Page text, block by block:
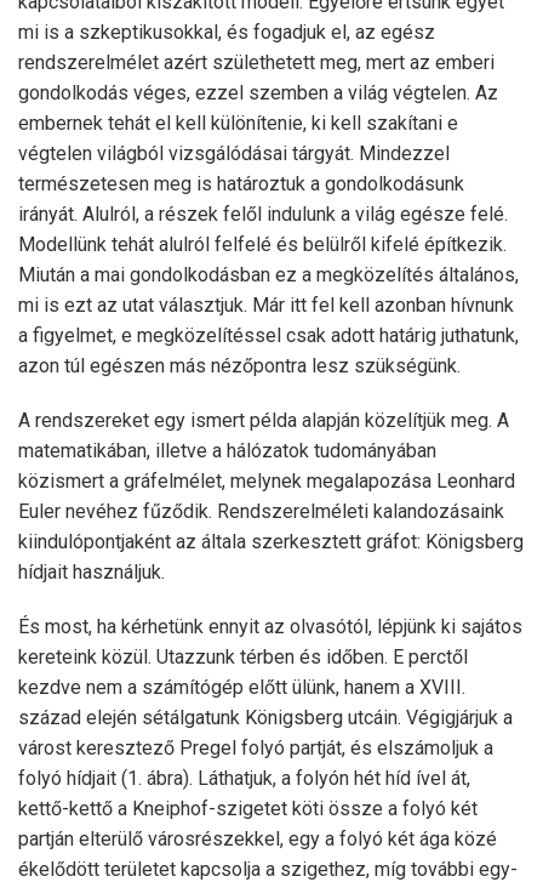
mi is a szkeptikusokkal, és fogadjuk el, az egész
rendszerelmélet azért születhetett meg, mert az emberi
gondolkodás véges, ezzel szemben a világ végtelen. Az
embernek tehát el kell különítenie, ki kell szakítani e
végtelen világból vizsgálódásai tárgyát. Mindezzel
természetesen meg is határoztuk a gondolkodásunk
irányát. Alulról, a részek felől indulunk a világ egésze felé.
Modellünk tehát alulról felfelé és belülről kifelé építkezik.
Miután a mai gondolkodásban ez a megközelítés általános,
mi is ezt az utat választjuk. Már itt fel kell azonban hívnunk
a figyelmet, e megközelítéssel csak adott határig juthatunk,
azon túl egészen más nézőpontra lesz szükségünk.
A rendszereket egy ismert példa alapján közelítjük meg. A
matematikában, illetve a hálózatok tudományában
közismert a gráfelmélet, melynek megalapozása Leonhard
Euler nevéhez fűződik. Rendszerelméleti kalandozásaink
kiindulópontjaként az általa szerkesztett gráfot: Königsberg
hídjait használjuk.
És most, ha kérhetünk ennyit az olvasótól, lépjünk ki sajátos
kereteink közül. Utazzunk térben és időben. E perctől
kezdve nem a számítógép előtt ülünk, hanem a XVIII.
század elején sétálgatunk Königsberg utcáin. Végigjárjuk a
várost keresztező Pregel folyó partját, és elszámoljuk a
folyó hídjait (1. ábra). Láthatjuk, a folyón hét híd ível át,
kettő-kettő a Kneiphof-szigetet köti össze a folyó két
partján elterülő városrészekkel, egy a folyó két ága közé
ékelődött területet kapcsolja a szigethez, míg további egy-